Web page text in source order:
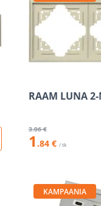
RAAM LUNA 2-
3.06 €
1 .84 € / tk
KAMPAANIA